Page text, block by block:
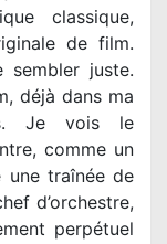
classique,
de film.
sembler juste.
déjà dans ma
Je vois le
comme un
traînée de
d’orchestre,
perpétuel